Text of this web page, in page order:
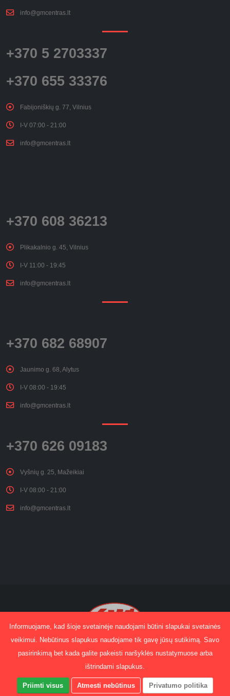
info@gmcentras.lt
+370 5 2703337
+370 655 33376
Fabijoniškių g. 77, Vilnius
I-V 07:00 - 21:00
info@gmcentras.lt
+370 608 36213
Plikakalnio g. 45, Vilnius
I-V 11:00 - 19:45
info@gmcentras.lt
+370 682 68907
Jaunimo g. 68, Alytus
I-V 08:00 - 19:45
info@gmcentras.lt
+370 626 09183
Vyšnių g. 25, Mažeikiai
I-V 08:00 - 21:00
info@gmcentras.lt
© Copyright 2025. All Rights Reserved. Sprendimas: Edgaras Jakimavičius
Kainoraštis Gydomasis masažas Kontaktai
Informuojame, kad šioje svetainėje naudojami būtini slapukai svetainės
veikimui. Nebūtinus slapukus naudojame tik gavę jūsų sutikimą. Savo
pasirinkimą bet kada galite pakeisti naršyklės nustatymuose arba
ištrindami slapukus.
Priimti visus Atmesti nebūtinus Privatumo politika